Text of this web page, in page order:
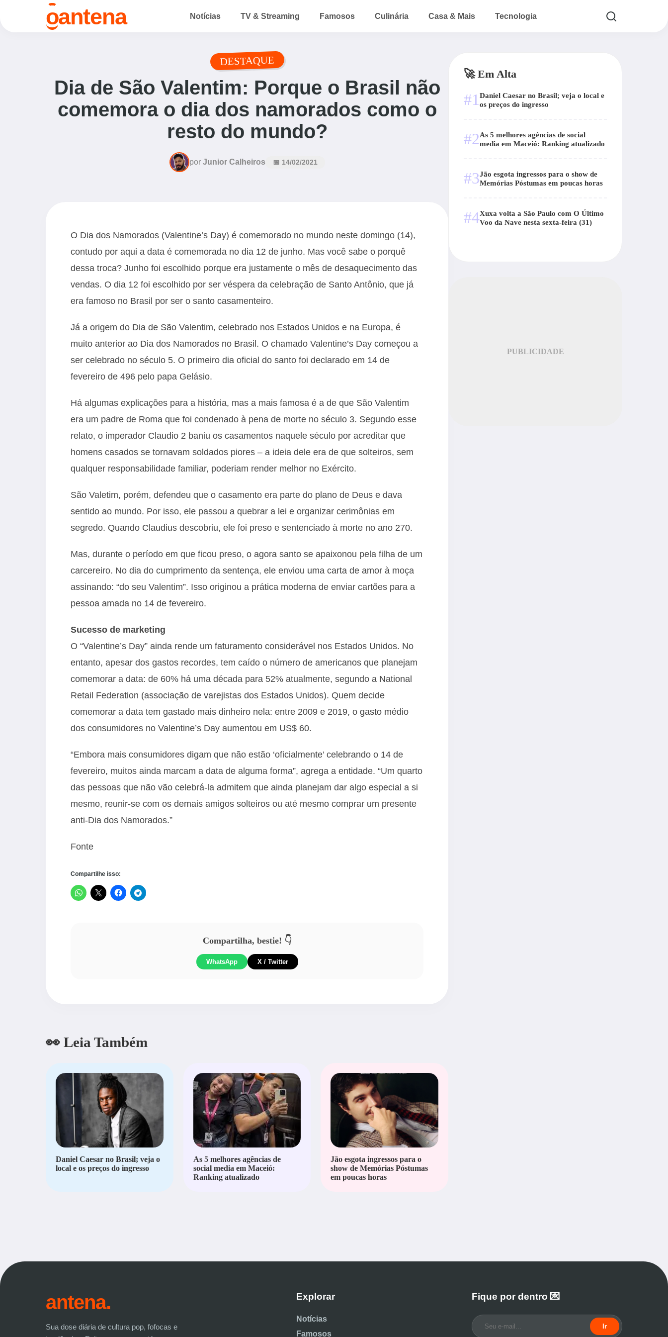
oantena Notícias TV & Streaming Famosos Culinária Casa & Mais Tecnologia
DESTAQUE
Dia de São Valentim: Porque o Brasil não
comemora o dia dos namorados como o
resto do mundo?
por Junior Calheiros 📅 14/02/2021
O Dia dos Namorados (Valentine’s Day) é comemorado no mundo neste domingo (14),
contudo por aqui a data é comemorada no dia 12 de junho. Mas você sabe o porquê
dessa troca? Junho foi escolhido porque era justamente o mês de desaquecimento das
vendas. O dia 12 foi escolhido por ser véspera da celebração de Santo Antônio, que já
era famoso no Brasil por ser o santo casamenteiro.
Já a origem do Dia de São Valentim, celebrado nos Estados Unidos e na Europa, é
muito anterior ao Dia dos Namorados no Brasil. O chamado Valentine’s Day começou a
ser celebrado no século 5. O primeiro dia oficial do santo foi declarado em 14 de
fevereiro de 496 pelo papa Gelásio.
Há algumas explicações para a história, mas a mais famosa é a de que São Valentim
era um padre de Roma que foi condenado à pena de morte no século 3. Segundo esse
relato, o imperador Claudio 2 baniu os casamentos naquele século por acreditar que
homens casados se tornavam soldados piores – a ideia dele era de que solteiros, sem
qualquer responsabilidade familiar, poderiam render melhor no Exército.
São Valetim, porém, defendeu que o casamento era parte do plano de Deus e dava
sentido ao mundo. Por isso, ele passou a quebrar a lei e organizar cerimônias em
segredo. Quando Claudius descobriu, ele foi preso e sentenciado à morte no ano 270.
Mas, durante o período em que ficou preso, o agora santo se apaixonou pela filha de um
carcereiro. No dia do cumprimento da sentença, ele enviou uma carta de amor à moça
assinando: “do seu Valentim”. Isso originou a prática moderna de enviar cartões para a
pessoa amada no 14 de fevereiro.
Sucesso de marketing
O “Valentine’s Day” ainda rende um faturamento considerável nos Estados Unidos. No
entanto, apesar dos gastos recordes, tem caído o número de americanos que planejam
comemorar a data: de 60% há uma década para 52% atualmente, segundo a National
Retail Federation (associação de varejistas dos Estados Unidos). Quem decide
comemorar a data tem gastado mais dinheiro nela: entre 2009 e 2019, o gasto médio
dos consumidores no Valentine’s Day aumentou em US$ 60.
“Embora mais consumidores digam que não estão ‘oficialmente’ celebrando o 14 de
fevereiro, muitos ainda marcam a data de alguma forma”, agrega a entidade. “Um quarto
das pessoas que não vão celebrá-la admitem que ainda planejam dar algo especial a si
mesmo, reunir-se com os demais amigos solteiros ou até mesmo comprar um presente
anti-Dia dos Namorados.”
Fonte
Compartilhe isso:
Compartilha, bestie! 👇
WhatsApp X / Twitter
👀 Leia Também
Daniel Caesar no Brasil; veja o
local e os preços do ingresso
As 5 melhores agências de
social media em Maceió:
Ranking atualizado
Jão esgota ingressos para o
show de Memórias Póstumas
em poucas horas
🚀 Em Alta
#1 Daniel Caesar no Brasil; veja o local e
os preços do ingresso
#2As 5 melhores agências de social
media em Maceió: Ranking atualizado
#3Jão esgota ingressos para o show de
Memórias Póstumas em poucas horas
#4Xuxa volta a São Paulo com O Último
Voo da Nave nesta sexta-feira (31)
PUBLICIDADE
antena.
Sua dose diária de cultura pop, fofocas e
Explorar
Notícias
Famosos
Fique por dentro 💌
Ir